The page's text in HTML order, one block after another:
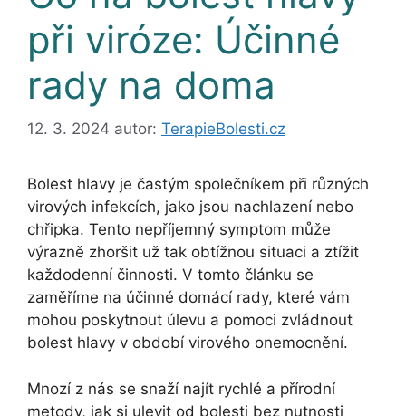
při viróze: Účinné
rady na doma
12. 3. 2024 autor: TerapieBolesti.cz
Bolest hlavy je častým společníkem při různých
virových infekcích, jako jsou nachlazení nebo
chřipka. Tento nepříjemný symptom může
výrazně zhoršit už tak obtížnou situaci a ztížit
každodenní činnosti. V tomto článku se
zaměříme na účinné domácí rady, které vám
mohou poskytnout úlevu a pomoci zvládnout
bolest hlavy v období virového onemocnění.
Mnozí z nás se snaží najít rychlé a přírodní
metody, jak si ulevit od bolesti bez nutnosti